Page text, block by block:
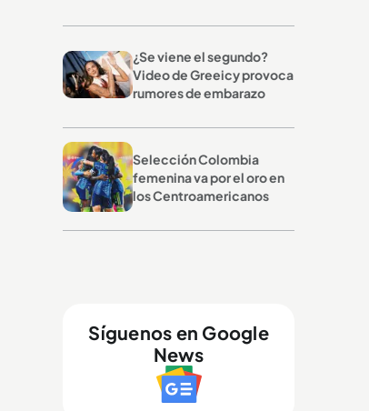
¿Se viene el segundo?
Video de Greeicy provoca
rumores de embarazo
Selección Colombia
femenina va por el oro en
los Centroamericanos
Síguenos en Google
News